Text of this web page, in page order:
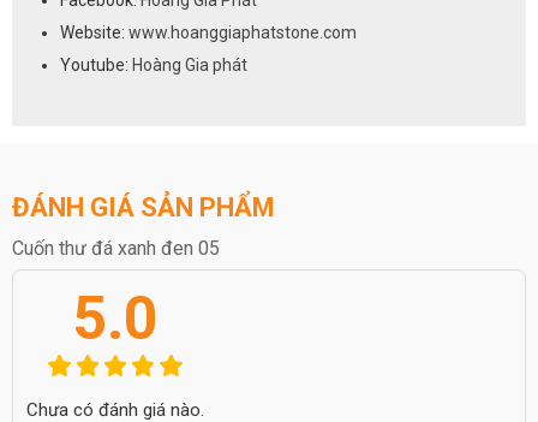
Website: www.hoanggiaphatstone.com
Youtube: Hoàng Gia phát
ĐÁNH GIÁ SẢN PHẨM
Cuốn thư đá xanh đen 05
5.0
Chưa có đánh giá nào.